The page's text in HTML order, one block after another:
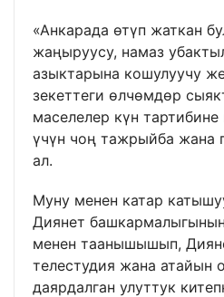
«Анкарада өтүп жаткан
жаңыруусу, намаз
азыктарына кошулуучу
зекеттеги өлчөмдөр
маселелер күн
үчүн чоң тажрыйба жана
ал.
Муну менен катар
Диянет
менен таанышышып,
телестудия жана атайын
даярдалган улуттук